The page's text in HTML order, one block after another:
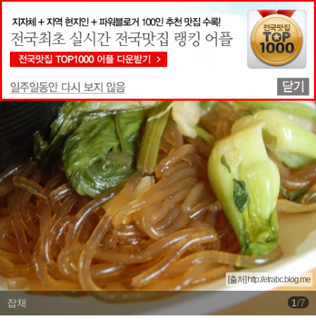
맛집상세정보
잡채
[출처] http://etrabc.blog.me
1/7